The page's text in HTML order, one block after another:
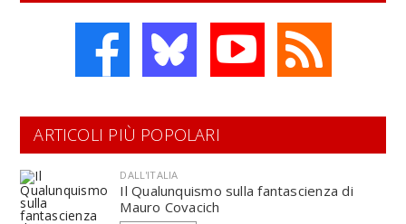
ARTICOLI PIÙ POPOLARI
DALL'ITALIA
Il Qualunquismo sulla fantascienza di
Mauro Covacich